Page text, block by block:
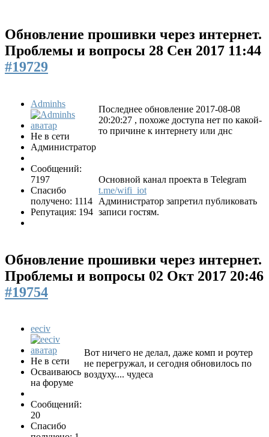
Обновление прошивки через интернет.
Проблемы и вопросы 28 Сен 2017 11:44
#19729
Adminhs
Не в сети
Администратор
Сообщений:
7197
Спасибо
получено: 1114
Репутация: 194
Последнее обновление 2017-08-08
20:20:27 , похоже доступа нет по какой-
то причине к интернету или днс
Основной канал проекта в Telegram
t.me/wifi_iot
Администратор запретил публиковать
записи гостям.
Обновление прошивки через интернет.
Проблемы и вопросы 02 Окт 2017 20:46
#19754
eeciv
Не в сети
Осваиваюсь
на форуме
Сообщений:
20
Спасибо
Вот ничего не делал, даже комп и роутер
не перегружал, и сегодня обновилось по
воздуху.... чудеса